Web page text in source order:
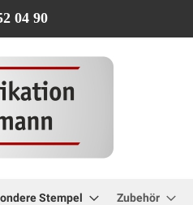
04 90
Stempel Zubehör